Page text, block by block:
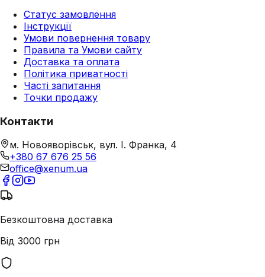
Статус замовлення
Інструкції
Умови повернення товару
Правила та Умови сайту
Доставка та оплата
Політика приватності
Часті запитання
Точки продажу
Контакти
м. Новояворівськ, вул. І. Франка, 4
+380 67 676 25 56
office@xenum.ua
Безкоштовна доставка
Від 3000 грн